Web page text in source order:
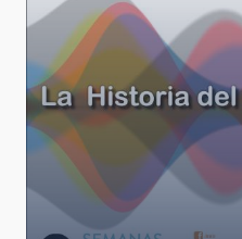
LÍNEAS IACTEC
ASTROFÍSICAS